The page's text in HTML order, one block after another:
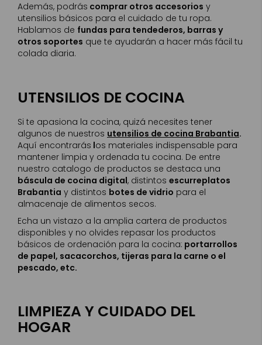
Además, podrás comprar otros accesorios y
utensilios básicos para el cuidado de tu ropa.
Hablamos de fundas para tendederos, barras y
otros soportes que te ayudarán a hacer más fácil tu
colada diaria.
UTENSILIOS DE COCINA
Si te apasiona la cocina, quizá necesites tener
algunos de nuestros utensilios de cocina Brabantia.
Aquí encontrarás los materiales indispensable para
mantener limpia y ordenada tu cocina. De entre
nuestro catalogo de productos se destaca una
báscula de cocina digital, distintos escurreplatos
Brabantia y distintos botes de vidrio para el
almacenaje de alimentos secos.
Echa un vistazo a la amplia cartera de productos
disponibles y no olvides repasar los productos
básicos de ordenación para la cocina: portarrollos
de papel, sacacorchos, tijeras para la carne o el
pescado, etc.
LIMPIEZA Y CUIDADO DEL
HOGAR